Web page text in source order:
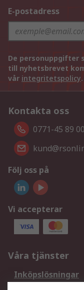
E-postadress
De personuppgifter
till nyhetsbrevet
vår integritetspolicy.
Kontakta oss
0771-45 89 00
Följ oss på
Vi accepterar
Våra tjänster
Inköpslösningar